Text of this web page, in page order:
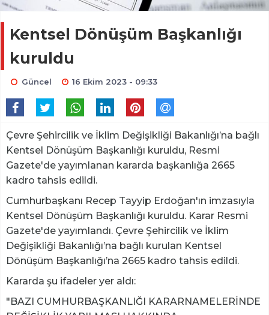
Kentsel Dönüşüm Başkanlığı
kuruldu
Güncel 16 Ekim 2023 - 09:33
Çevre Şehircilik ve İklim Değişikliği Bakanlığı’na bağlı
Kentsel Dönüşüm Başkanlığı kuruldu, Resmi
Gazete'de yayımlanan kararda başkanlığa 2665
kadro tahsis edildi.
Cumhurbaşkanı Recep Tayyip Erdoğan'ın imzasıyla
Kentsel Dönüşüm Başkanlığı kuruldu. Karar Resmi
Gazete'de yayımlandı. Çevre Şehircilik ve İklim
Değişikliği Bakanlığı’na bağlı kurulan Kentsel
Dönüşüm Başkanlığı’na 2665 kadro tahsis edildi.
Kararda şu ifadeler yer aldı:
"BAZI CUMHURBAŞKANLIĞI KARARNAMELERİNDE